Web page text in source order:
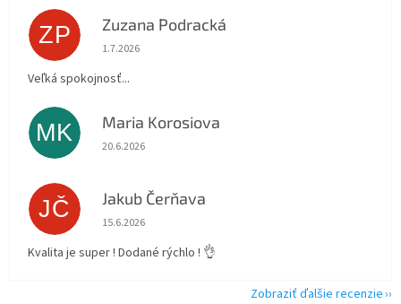
ZP Zuzana Podracká
Hodnotenie obchodu je 5 z 5 hviezdičiek.
1.7.2026
Veľká spokojnosť...
MK Maria Korosiova
Hodnotenie obchodu je 5 z 5 hviezdičiek.
20.6.2026
JČ Jakub Čerňava
Hodnotenie obchodu je 5 z 5 hviezdičiek.
15.6.2026
Kvalita je super ! Dodané rýchlo ! 👌
Zobraziť ďalšie recenzie